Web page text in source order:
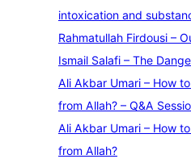
intoxication and
Rahmatullah Firdousi –
Ismail Salafi – The
Ali Akbar Umari – How
from Allah? – Q&A
Ali Akbar Umari – How
from Allah?